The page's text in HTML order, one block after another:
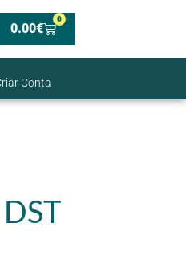
0.00€
0
Conta